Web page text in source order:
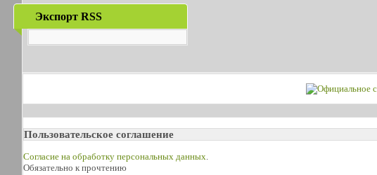
Экспорт RSS
Пользовательское соглашение
Согласие на обработку персональных данных.
Обязательно к прочтению